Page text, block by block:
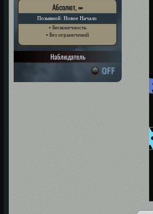
Абсолют, ∞
• Бесконечность
• Без ограничений
Позывной: Новое Начало
Наблюдатель